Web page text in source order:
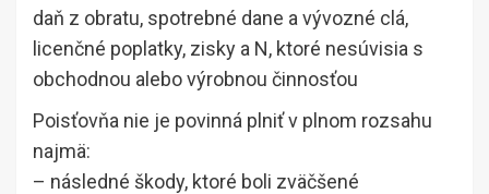
daň z obratu, spotrebné dane a vývozné clá,
licenčné poplatky, zisky a N, ktoré nesúvisia s
obchodnou alebo výrobnou činnosťou
Poisťovňa nie je povinná plniť v plnom rozsahu
najmä:
– následné škody, ktoré boli zväčšené